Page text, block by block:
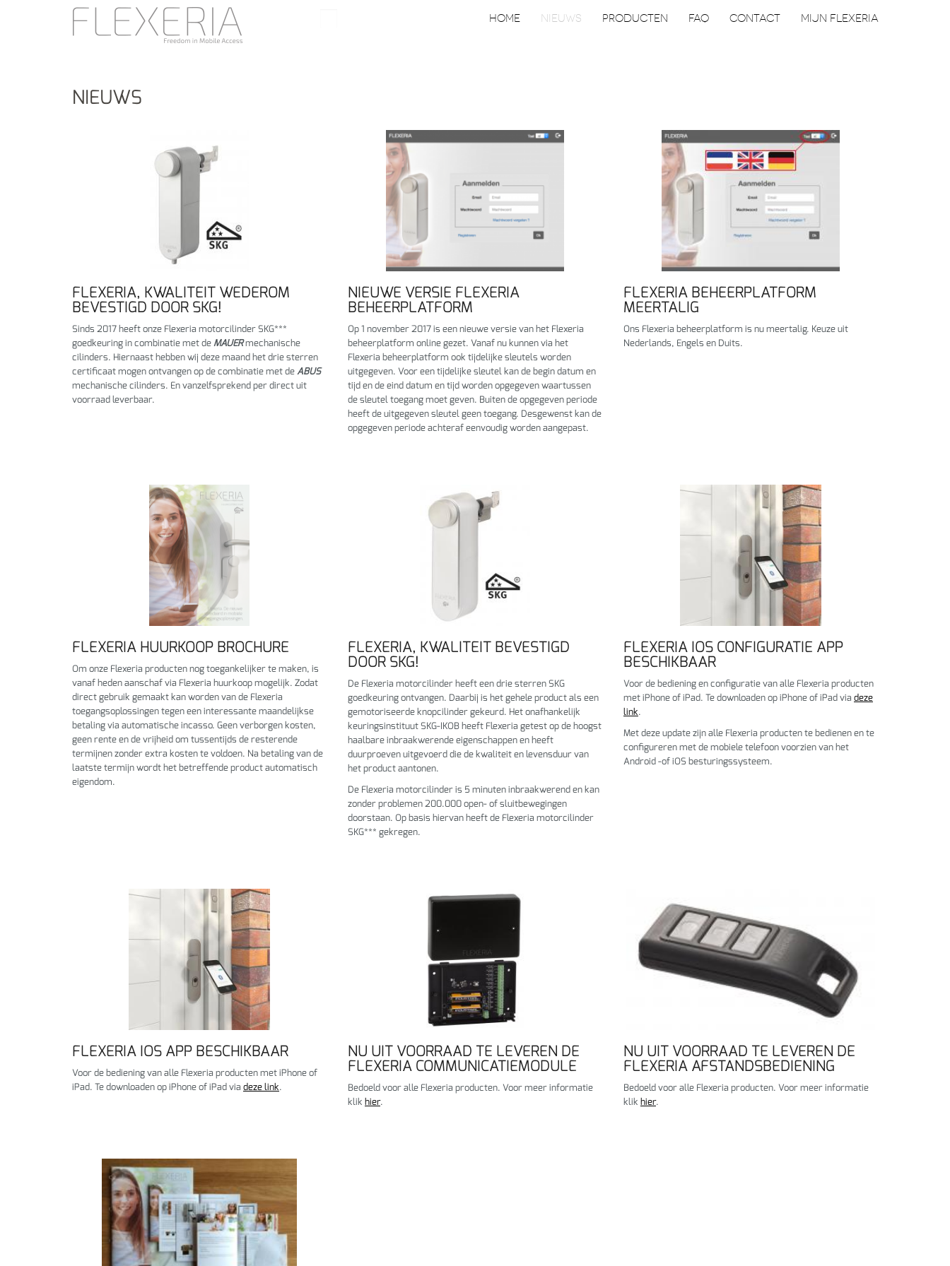
HOME NIEUWS PRODUCTEN FAQ CONTACT MIJN FLEXERIA
NIEUWS
FLEXERIA, KWALITEIT WEDEROM
BEVESTIGD DOOR SKG!
Sinds 2017 heeft onze Flexeria motorcilinder SKG***
goedkeuring in combinatie met deMAUERmechanische
cilinders. Hiernaast hebben wij deze maand het drie sterren
certificaat mogen ontvangen op de combinatie met deABUS
mechanische cilinders. En vanzelfsprekend per direct uit
voorraad leverbaar.
NIEUWE VERSIE FLEXERIA
BEHEERPLATFORM
Op 1 november 2017 is een nieuwe versie van het Flexeria
beheerplatform online gezet. Vanaf nu kunnen via het
Flexeria beheerplatform ook tijdelijke sleutels worden
uitgegeven. Voor een tijdelijke sleutel kan de begin datum en
tijd en de eind datum en tijd worden opgegeven waartussen
de sleutel toegang moet geven. Buiten de opgegeven periode
heeft de uitgegeven sleutel geen toegang. Desgewenst kan de
opgegeven periode achteraf eenvoudig worden aangepast.
FLEXERIA BEHEERPLATFORM
MEERTALIG
Ons Flexeria beheerplatform is nu meertalig. Keuze uit
Nederlands, Engels en Duits.
FLEXERIA HUURKOOP BROCHURE
Om onze Flexeria producten nog toegankelijker te maken, is
vanaf heden aanschaf via Flexeria huurkoop mogelijk. Zodat
direct gebruik gemaakt kan worden van de Flexeria
toegangsoplossingen tegen een interessante maandelijkse
betaling via automatische incasso. Geen verborgen kosten,
geen rente en de vrijheid om tussentijds de resterende
termijnen zonder extra kosten te voldoen. Na betaling van de
laatste termijn wordt het betreffende product automatisch
eigendom.
FLEXERIA, KWALITEIT BEVESTIGD
DOOR SKG!
De Flexeria motorcilinder heeft een drie sterren SKG
goedkeuring ontvangen. Daarbij is het gehele product als een
gemotoriseerde knopcilinder gekeurd. Het onafhankelijk
keuringsinstituut SKG-IKOB heeft Flexeria getest op de hoogst
haalbare inbraakwerende eigenschappen en heeft
duurproeven uitgevoerd die de kwaliteit en levensduur van
het product aantonen.
De Flexeria motorcilinder is 5 minuten inbraakwerend en kan
zonder problemen 200.000 open- of sluitbewegingen
doorstaan. Op basis hiervan heeft de Flexeria motorcilinder
SKG*** gekregen.
FLEXERIA IOS CONFIGURATIE APP
BESCHIKBAAR
Voor de bediening en configuratie van alle Flexeria producten
met iPhone of iPad. Te downloaden op iPhone of iPad via deze
link.
Met deze update zijn alle Flexeria producten te bedienen en te
configureren met de mobiele telefoon voorzien van het
Android -of iOS besturingssysteem.
FLEXERIA IOS APP BESCHIKBAAR
Voor de bediening van alle Flexeria producten met iPhone of
iPad. Te downloaden op iPhone of iPad via deze link.
NU UIT VOORRAAD TE LEVEREN DE
FLEXERIA COMMUNICATIEMODULE
Bedoeld voor alle Flexeria producten. Voor meer informatie
klik hier.
NU UIT VOORRAAD TE LEVEREN DE
FLEXERIA AFSTANDSBEDIENING
Bedoeld voor alle Flexeria producten. Voor meer informatie
klik hier.